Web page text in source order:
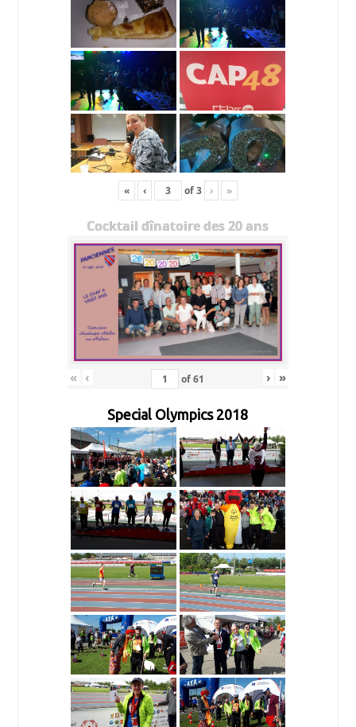
« ‹ of3 › »
Cocktail dînatoire des 20 ans
« ‹ of61 › »
Special Olympics 2018